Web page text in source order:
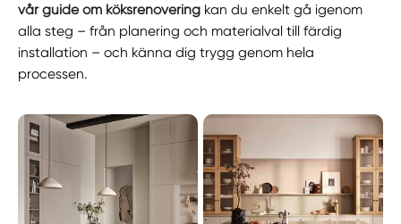
vår guide om köksrenovering kan du enkelt gå igenom
alla steg – från planering och materialval till färdig
installation – och känna dig trygg genom hela
processen.